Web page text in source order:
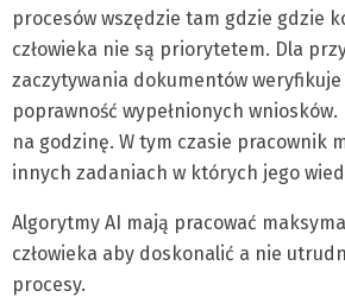
procesów wszędzie tam gdzie gdzie
człowieka nie są priorytetem. Dla
zaczytywania dokumentów
poprawność wypełnionych
na godzinę. W tym czasie pracownik
innych zadaniach w których jego
Algorytmy AI mają pracować
człowieka aby doskonalić a nie
procesy.